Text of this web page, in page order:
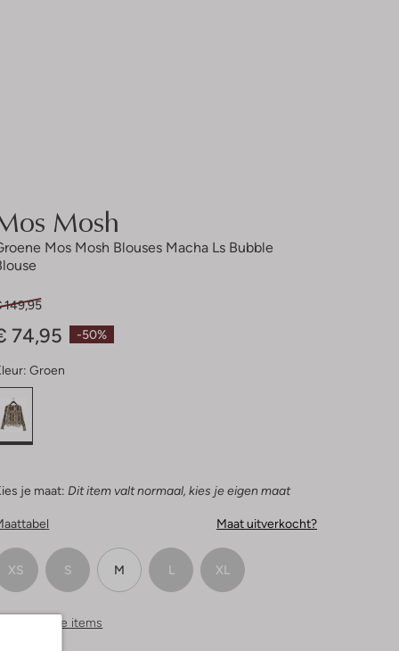
Mosh
Mos Mosh Blouses Macha Ls Bubble
-50%
149,95
74,95
Groen
je maat: Dit item valt normaal, kies je eigen maat
Maat uitverkocht?
XS S M L XL
items